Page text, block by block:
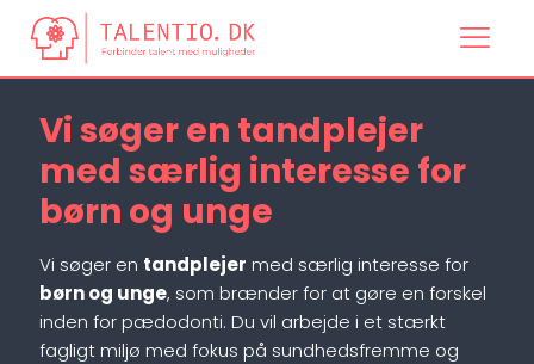
Vi søger en tandplejer
med særlig interesse for
børn og unge
Vi søger en tandplejer med særlig interesse for
børn og unge, som brænder for at gøre en forskel
inden for pædodonti. Du vil arbejde i et stærkt
fagligt miljø med fokus på sundhedsfremme og